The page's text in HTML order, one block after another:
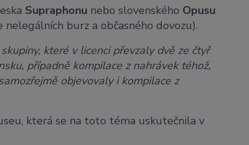
Supraphonu nebo slovenského Opusu
burz a občasného dovozu).
které v licenci převzaly dvě ze čtyř
případně kompilace z nahrávek téhož,
objevovaly i kompilace z
která se na toto téma uskutečnila v